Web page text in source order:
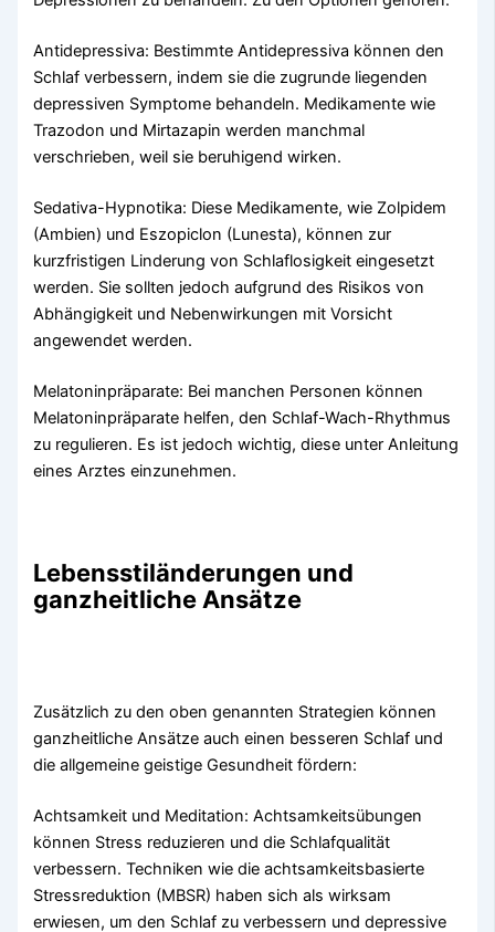
Antidepressiva: Bestimmte Antidepressiva können den
Schlaf verbessern, indem sie die zugrunde liegenden
depressiven Symptome behandeln. Medikamente wie
Trazodon und Mirtazapin werden manchmal
verschrieben, weil sie beruhigend wirken.
Sedativa-Hypnotika: Diese Medikamente, wie Zolpidem
(Ambien) und Eszopiclon (Lunesta), können zur
kurzfristigen Linderung von Schlaflosigkeit eingesetzt
werden. Sie sollten jedoch aufgrund des Risikos von
Abhängigkeit und Nebenwirkungen mit Vorsicht
angewendet werden.
Melatoninpräparate: Bei manchen Personen können
Melatoninpräparate helfen, den Schlaf-Wach-Rhythmus
zu regulieren. Es ist jedoch wichtig, diese unter Anleitung
eines Arztes einzunehmen.
Lebensstiländerungen und
ganzheitliche Ansätze
Zusätzlich zu den oben genannten Strategien können
ganzheitliche Ansätze auch einen besseren Schlaf und
die allgemeine geistige Gesundheit fördern:
Achtsamkeit und Meditation: Achtsamkeitsübungen
können Stress reduzieren und die Schlafqualität
verbessern. Techniken wie die achtsamkeitsbasierte
Stressreduktion (MBSR) haben sich als wirksam
erwiesen, um den Schlaf zu verbessern und depressive